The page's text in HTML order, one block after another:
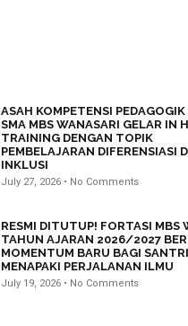
ASAH KOMPETENSI PEDAGOGIK
SMA MBS WANASARI GELAR IN
TRAINING DENGAN TOPIK
PEMBELAJARAN DIFERENSIASI
INKLUSI
July 27, 2026 No Comments
RESMI DITUTUP! FORTASI MBS
TAHUN AJARAN 2026/2027
MOMENTUM BARU BAGI
MENAPAKI PERJALANAN ILMU
July 19, 2026 No Comments